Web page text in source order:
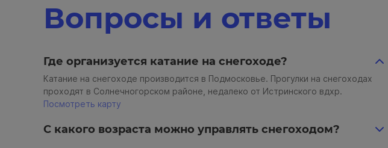
Вопросы и ответы
Где организуется катание на снегоходе?
Катание на снегоходе производится в Подмосковье. Прогулки на снегоходах
проходят в Солнечногорском районе, недалеко от Истринского вдхр.
Посмотреть карту
С какого возраста можно управлять снегоходом?